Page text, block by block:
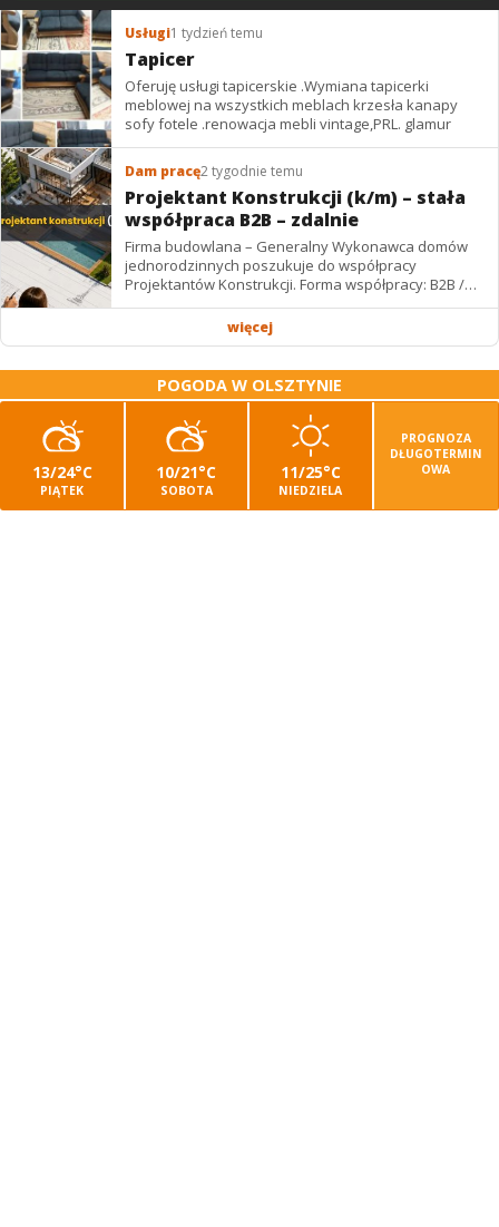
Usługi1 tydzień temu
Tapicer
Oferuję usługi tapicerskie .Wymiana tapicerki
meblowej na wszystkich meblach krzesła kanapy
sofy fotele .renowacja mebli vintage,PRL. glamur
Dam pracę2 tygodnie temu
Projektant Konstrukcji (k/m) – stała
współpraca B2B – zdalnie
Firma budowlana – Generalny Wykonawca domów
jednorodzinnych poszukuje do współpracy
Projektantów Konstrukcji. Forma współpracy: B2B /
więcej
POGODA W OLSZTYNIE
13/24°C
PIĄTEK
10/21°C
SOBOTA
11/25°C
NIEDZIELA
PROGNOZA
DŁUGOTERMIN
OWA